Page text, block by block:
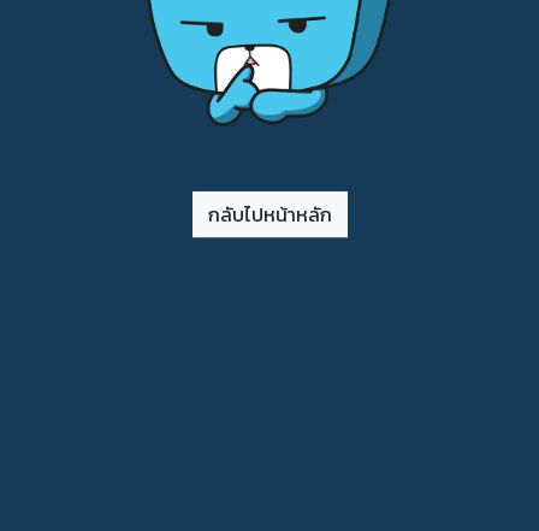
กลับไปหน้าหลัก